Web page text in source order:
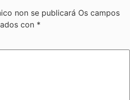
non se publicará Os campos
con *